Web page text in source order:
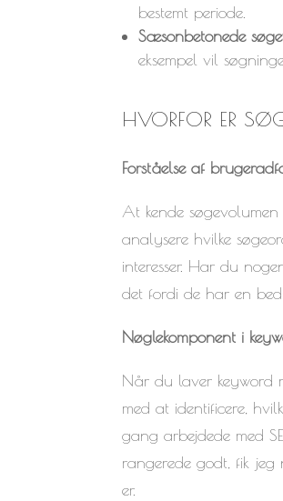
bestemt periode.
Sæsonbetonede
eksempel vil
HVORFOR ER
Forståelse af
At kende
analysere hvilke
interesser. Har du
det fordi de har en
Nøglekomponent i
Når du laver keyword
med at identificere,
gang arbejdede med
rangerede godt, fik
er.